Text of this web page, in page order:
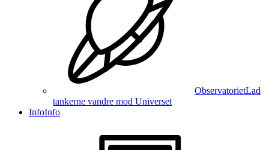
ObservatorietLad
tankerne vandre mod Universet
InfoInfo